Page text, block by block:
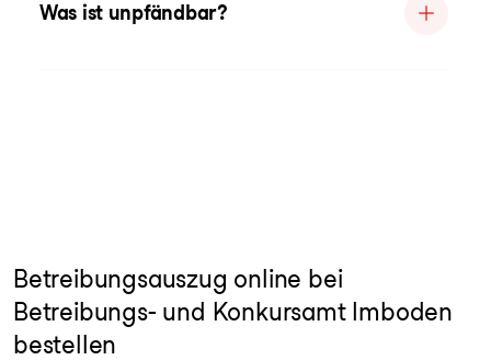
Was ist unpfändbar?
Betreibungsauszug online bei
Betreibungs- und Konkursamt Imboden
bestellen